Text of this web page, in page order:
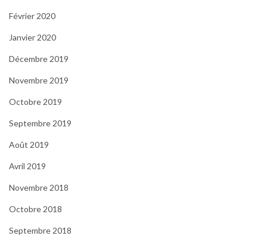
Février 2020
Janvier 2020
Décembre 2019
Novembre 2019
Octobre 2019
Septembre 2019
Août 2019
Avril 2019
Novembre 2018
Octobre 2018
Septembre 2018